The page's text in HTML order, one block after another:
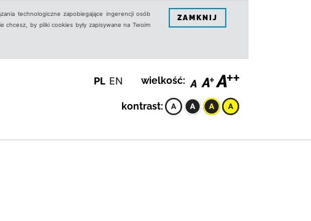
technologiczne zapobiegające ingerencji osób
by pliki cookies były zapisywane na Twoim
ZAMKNIJ
PL EN wielkość:
kontrast: